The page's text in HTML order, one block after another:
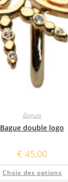
Bagues
Bague double logo
€ 45,00
Choix des options